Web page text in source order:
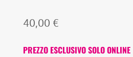
40,00 €
PREZZO ESCLUSIVO SOLO ONLINE